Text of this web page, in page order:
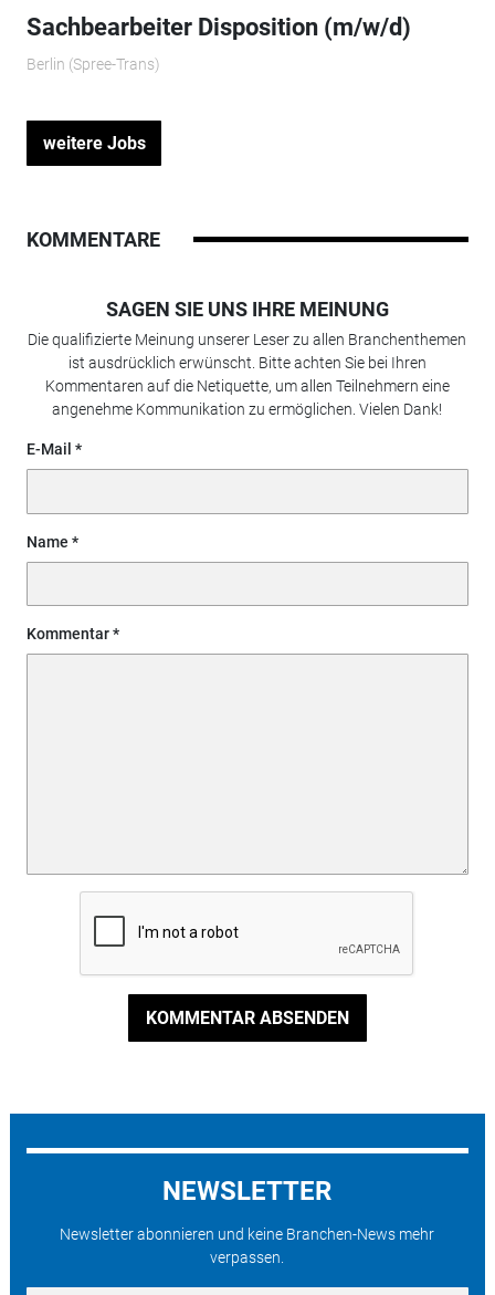
Sachbearbeiter Disposition (m/w/d)
Berlin (Spree-Trans)
weitere Jobs
KOMMENTARE
SAGEN SIE UNS IHRE MEINUNG
Die qualifizierte Meinung unserer Leser zu allen Branchenthemen
ist ausdrücklich erwünscht. Bitte achten Sie bei Ihren
Kommentaren auf die Netiquette, um allen Teilnehmern eine
angenehme Kommunikation zu ermöglichen. Vielen Dank!
E-Mail
Name
Kommentar
KOMMENTAR ABSENDEN
NEWSLETTER
Newsletter abonnieren und keine Branchen-News mehr
verpassen.